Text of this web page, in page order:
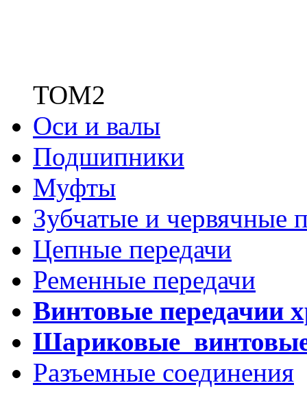
ТОМ2
Оси и валы
Подшипники
Муфты
Зубчатые и червячные
Цепные передачи
Ременные передачи
Винтовые передачии
Шариковые
Разъемные соединения